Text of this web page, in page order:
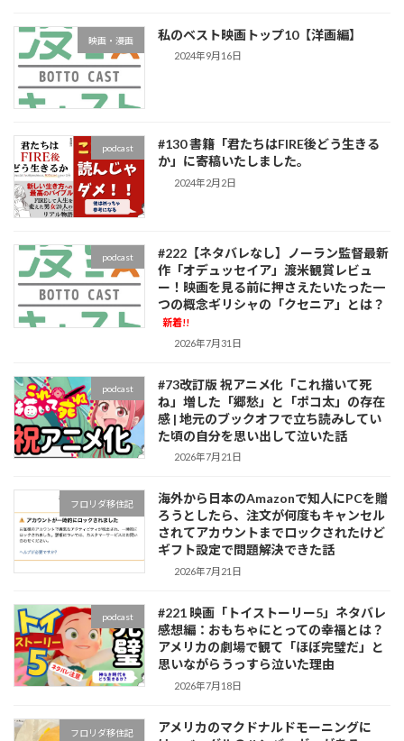
映画・漫画 私のベスト映画トップ10【洋画編】
2024年9月16日
podcast
#130 書籍「君たちはFIRE後どう生きる
か」に寄稿いたしました。
2024年2月2日
podcast
#222【ネタバレなし】ノーラン監督最新
作「オデュッセイア」渡米観賞レビュ
ー！映画を見る前に押さえたいたった一
つの概念ギリシャの「クセニア」とは？
新着!!
2026年7月31日
podcast
#73改訂版 祝アニメ化「これ描いて死
ね」増した「郷愁」と「ポコ太」の存在
感 | 地元のブックオフで立ち読みしてい
た頃の自分を思い出して泣いた話
2026年7月21日
フロリダ移住記
海外から日本のAmazonで知人にPCを贈
ろうとしたら、注文が何度もキャンセル
されてアカウントまでロックされたけど
ギフト設定で問題解決できた話
2026年7月21日
podcast
#221 映画「トイストーリー5」ネタバレ
感想編：おもちゃにとっての幸福とは？
アメリカの劇場で観て「ほぼ完璧だ」と
思いながらうっすら泣いた理由
2026年7月18日
フロリダ移住記
アメリカのマクドナルドモーニングに